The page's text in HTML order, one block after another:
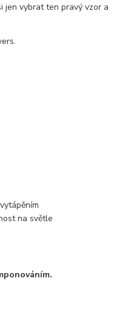
jen vybrat ten pravý vzor a